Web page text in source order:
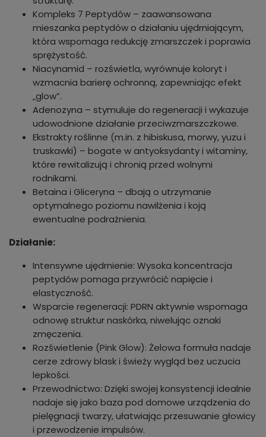
Kompleks 7 Peptydów – zaawansowana
mieszanka peptydów o działaniu ujędrniającym,
która wspomaga redukcję zmarszczek i poprawia
sprężystość.
Niacynamid – rozświetla, wyrównuje koloryt i
wzmacnia barierę ochronną, zapewniając efekt
„glow”.
Adenozyna – stymuluje do regeneracji i wykazuje
udowodnione działanie przeciwzmarszczkowe.
Ekstrakty roślinne (m.in. z hibiskusa, morwy, yuzu i
truskawki) – bogate w antyoksydanty i witaminy,
które rewitalizują i chronią przed wolnymi
rodnikami.
Betaina i Gliceryna – dbają o utrzymanie
optymalnego poziomu nawilżenia i koją
ewentualne podrażnienia.
Działanie:
Intensywne ujędrnienie: Wysoka koncentracja
peptydów pomaga przywrócić napięcie i
elastyczność.
Wsparcie regeneracji: PDRN aktywnie wspomaga
odnowę struktur naskórka, niwelując oznaki
zmęczenia.
Rozświetlenie (Pink Glow): Żelowa formuła nadaje
cerze zdrowy blask i świeży wygląd bez uczucia
lepkości.
Przewodnictwo: Dzięki swojej konsystencji idealnie
nadaje się jako baza pod domowe urządzenia do
pielęgnacji twarzy, ułatwiając przesuwanie głowicy
i przewodzenie impulsów.